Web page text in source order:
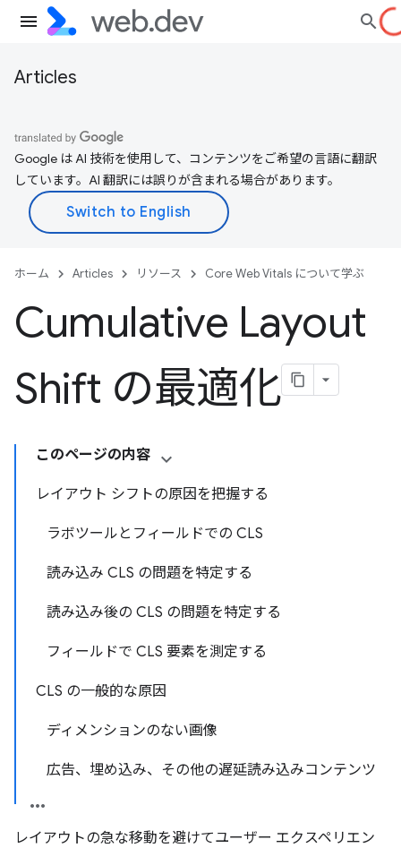
Articles
Google は AI 技術を使用して、コンテンツをご希望の言語に翻訳
しています。AI 翻訳には誤りが含まれる場合があります。
ホーム Articles リソース Core Web Vitals について学ぶ
Cumulative Layout
Shift の最適化
このページの内容
レイアウト シフトの原因を把握する
ラボツールとフィールドでの CLS
読み込み CLS の問題を特定する
読み込み後の CLS の問題を特定する
フィールドで CLS 要素を測定する
CLS の一般的な原因
ディメンションのない画像
広告、埋め込み、その他の遅延読み込みコンテンツ
レイアウトの急な移動を避けてユーザー エクスペリエン